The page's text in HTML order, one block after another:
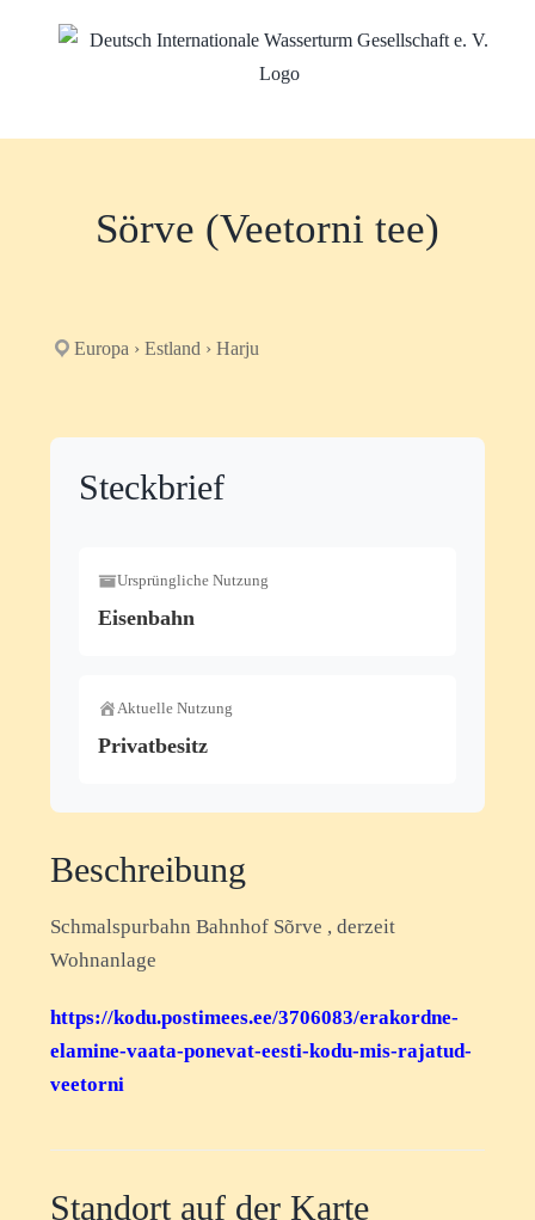
Sörve (Veetorni tee)
Europa › Estland › Harju
Steckbrief
Ursprüngliche Nutzung
Eisenbahn
Aktuelle Nutzung
Privatbesitz
Beschreibung
Schmalspurbahn Bahnhof Sõrve , derzeit
Wohnanlage
https://kodu.postimees.ee/3706083/erakordne-
elamine-vaata-ponevat-eesti-kodu-mis-rajatud-
veetorni
Standort auf der Karte